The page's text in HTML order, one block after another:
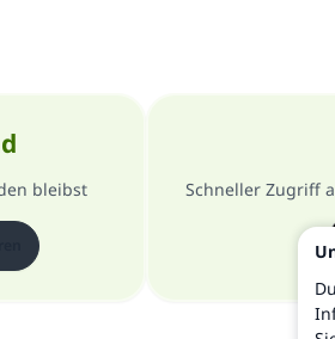
bleibst Schneller Zugriff